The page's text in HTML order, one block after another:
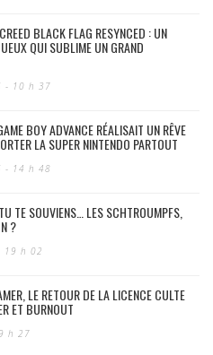
BLACK FLAG RESYNCED : UN
QUI SUBLIME UN GRAND
- 10 h 37
BOY ADVANCE RÉALISAIT UN RÊVE
LA SUPER NINTENDO PARTOUT
- 14 h 48
TE SOUVIENS… LES SCHTROUMPFS,
?
19 h 02
LE RETOUR DE LA LICENCE CULTE
ET BURNOUT
h 27